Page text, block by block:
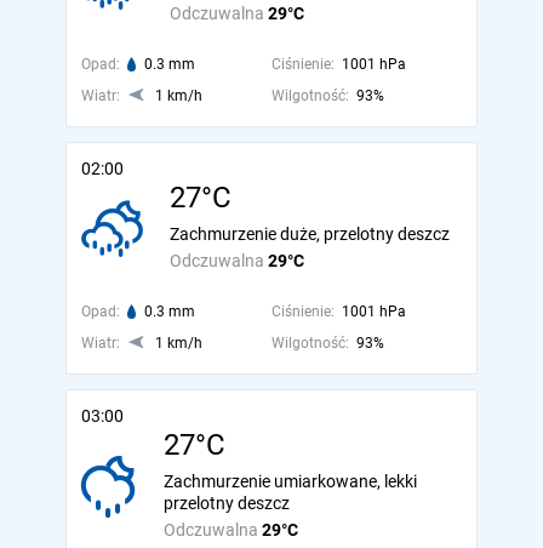
Odczuwalna 29°C
Opad: 0.3 mm Ciśnienie: 1001 hPa
Wiatr:
1 km/h Wilgotność: 93%
02:00
27°C
Odczuwalna 29°C
Zachmurzenie duże, przelotny deszcz
Opad: 0.3 mm Ciśnienie: 1001 hPa
Wiatr:
1 km/h Wilgotność: 93%
03:00
27°C
Odczuwalna 29°C
Zachmurzenie umiarkowane, lekki
przelotny deszcz